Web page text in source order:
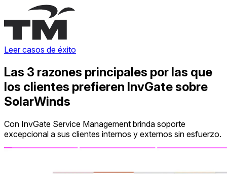
Leer casos de éxito
Las 3 razones principales por las que
los clientes prefieren InvGate sobre
SolarWinds
Con InvGate Service Management brinda soporte
excepcional a sus clientes internos y externos sin esfuerzo.